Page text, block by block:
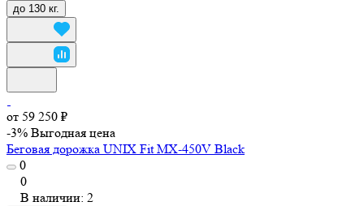
до 130 кг.
от 59 250 ₽
-3% Выгодная цена
Беговая дорожка UNIX Fit MX-450V Black
0
0
В наличии: 2